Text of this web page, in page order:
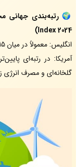
🌍
Index 2024)
انگلیس: معمولاً در میان 15–20 کشور برتر از نظر عملکرد زیست‌محیطی.
گلخانه‌ای و مصرف انرژی